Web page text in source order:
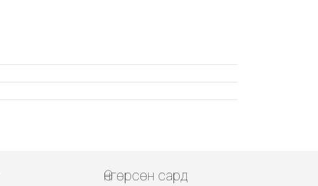
Өнгөрсөн сард